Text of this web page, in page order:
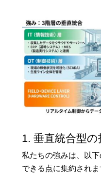
1. 垂直統合型
私たちの強みは、以
できる点に集約されま